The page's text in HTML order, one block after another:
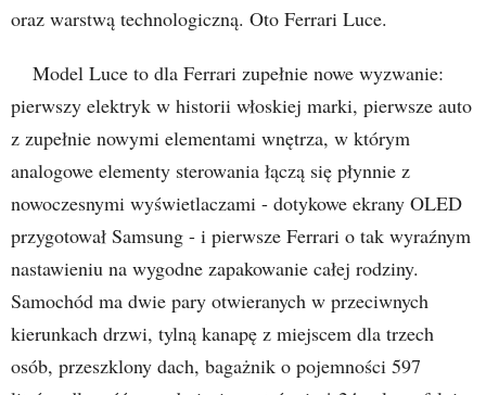
oraz warstwą technologiczną. Oto Ferrari Luce.
Model Luce to dla Ferrari zupełnie nowe wyzwanie:
pierwszy elektryk w historii włoskiej marki, pierwsze auto
z zupełnie nowymi elementami wnętrza, w którym
analogowe elementy sterowania łączą się płynnie z
nowoczesnymi wyświetlaczami - dotykowe ekrany OLED
przygotował Samsung - i pierwsze Ferrari o tak wyraźnym
nastawieniu na wygodne zapakowanie całej rodziny.
Samochód ma dwie pary otwieranych w przeciwnych
kierunkach drzwi, tylną kanapę z miejscem dla trzech
osób, przeszklony dach, bagażnik o pojemności 597